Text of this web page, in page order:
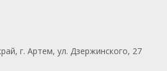
г. Артем, ул. Дзержинского, 27